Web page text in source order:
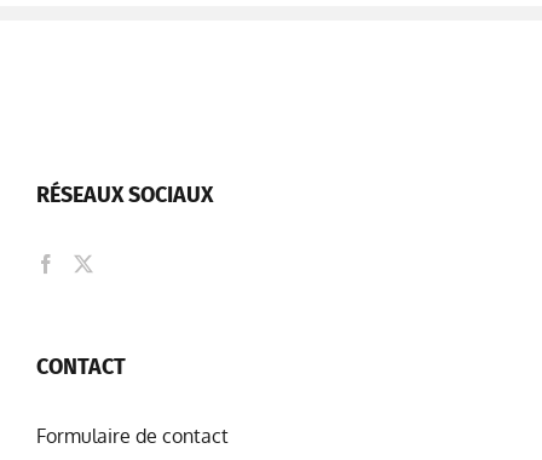
RÉSEAUX SOCIAUX
CONTACT
Formulaire de contact